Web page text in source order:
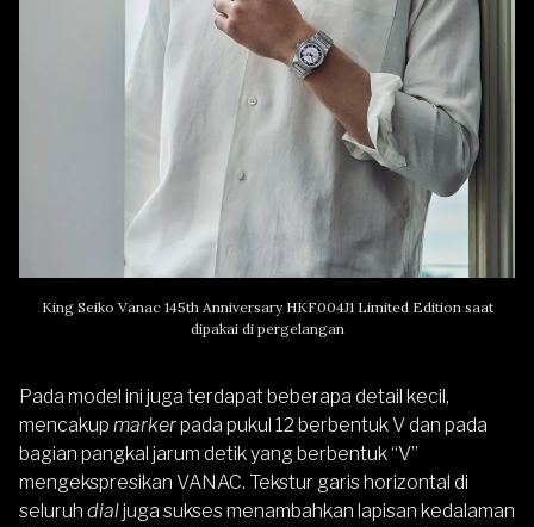
King Seiko Vanac 145th Anniversary HKF004J1 Limited Edition saat
dipakai di pergelangan
Pada model ini juga terdapat beberapa detail kecil,
mencakup markerpada pukul 12 berbentuk V dan pada
bagian pangkal jarum detik yang berbentuk “V”
mengekspresikan VANAC. Tekstur garis horizontal di
seluruh dialjuga sukses menambahkan lapisan kedalaman